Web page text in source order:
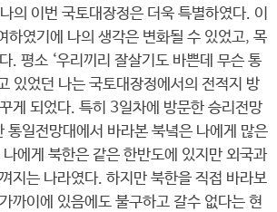
의 이번 국토대장정은 더욱 특별하였다. 이
하였기에 나의 생각은 변화될 수 있었고, 목
. 평소 ‘우리끼리 잘살기도 바쁜데 무슨 통
있었던 나는 국토대장정에서의 전적지 방
게 되었다. 특히 3일차에 방문한 승리전망
통일전망대에서 바라본 북녘은 나에게 많은
에게 북한은 같은 한반도에 있지만 외국과
지는 나라였다. 하지만 북한을 직접 바라보
까이에 있음에도 불구하고 갈수 없다는 현